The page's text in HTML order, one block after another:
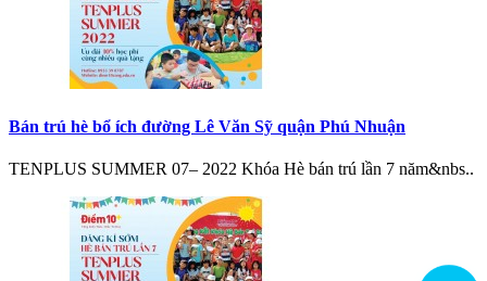
Bán trú hè bổ ích đường Lê Văn Sỹ quận Phú Nhuận
TENPLUS SUMMER 07– 2022 Khóa Hè bán trú lần 7 năm&nbs..